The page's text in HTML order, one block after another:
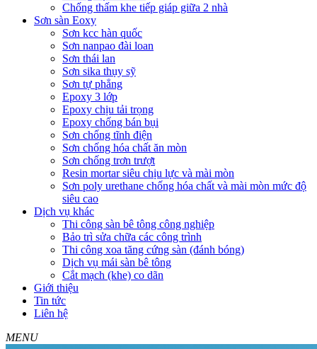
Chống thấm khe tiếp giáp giữa 2 nhà
Sơn sàn Eoxy
Sơn kcc hàn quốc
Sơn nanpao đài loan
Sơn thái lan
Sơn sika thụy sỹ
Sơn tự phẳng
Epoxy 3 lớp
Epoxy chịu tải trọng
Epoxy chống bán bụi
Sơn chống tĩnh điện
Sơn chống hóa chất ăn mòn
Sơn chống trơn trượt
Resin mortar siêu chịu lực và mài mòn
Sơn poly urethane chống hóa chất và mài mòn mức độ
siêu cao
Dịch vụ khác
Thi công sàn bê tông công nghiệp
Bảo trì sửa chữa các công trình
Thi công xoa tăng cứng sàn (đánh bóng)
Dịch vụ mái sàn bê tông
Cắt mạch (khe) co dãn
Giới thiệu
Tin tức
Liên hệ
MENU